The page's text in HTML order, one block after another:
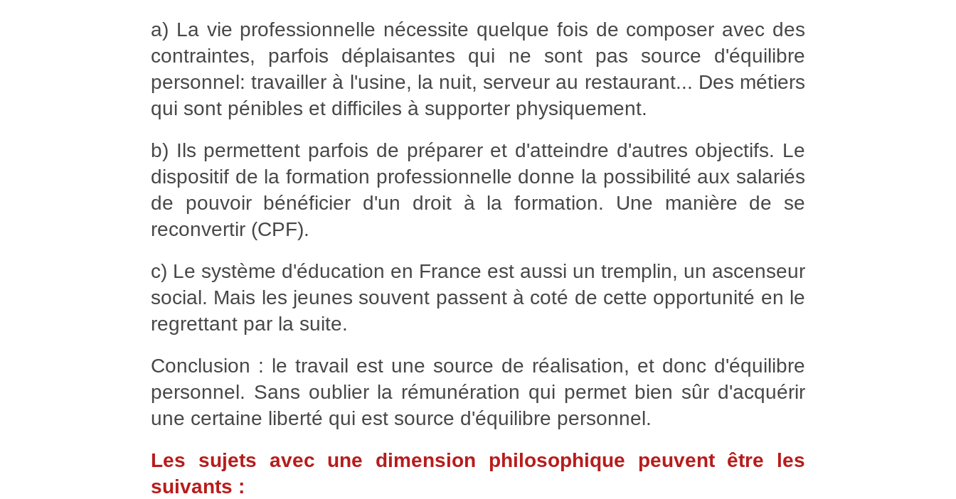
a) La vie professionnelle nécessite quelque fois de composer avec des
contraintes, parfois déplaisantes qui ne sont pas source d'équilibre
personnel: travailler à l'usine, la nuit, serveur au restaurant... Des métiers
qui sont pénibles et difficiles à supporter physiquement.
b) Ils permettent parfois de préparer et d'atteindre d'autres objectifs. Le
dispositif de la formation professionnelle donne la possibilité aux salariés
de pouvoir bénéficier d'un droit à la formation. Une manière de se
reconvertir (CPF).
c) Le système d'éducation en France est aussi un tremplin, un ascenseur
social. Mais les jeunes souvent passent à coté de cette opportunité en le
regrettant par la suite.
Conclusion : le travail est une source de réalisation, et donc d'équilibre
personnel. Sans oublier la rémunération qui permet bien sûr d'acquérir
une certaine liberté qui est source d'équilibre personnel.
Les sujets avec une dimension philosophique peuvent être les
suivants :